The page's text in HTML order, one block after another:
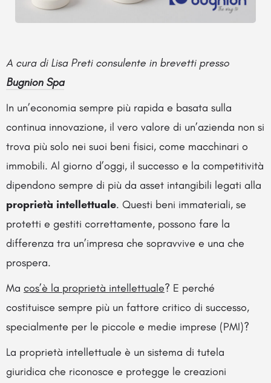
A cura di Lisa Preti consulente in brevetti presso
Bugnion Spa
In un’economia sempre più rapida e basata sulla
continua innovazione, il vero valore di un’azienda non si
trova più solo nei suoi beni fisici, come macchinari o
immobili. Al giorno d’oggi, il successo e la competitività
dipendono sempre di più da asset intangibili legati alla
proprietà intellettuale. Questi beni immateriali, se
protetti e gestiti correttamente, possono fare la
differenza tra un’impresa che sopravvive e una che
prospera.
Ma cos’è la proprietà intellettuale? E perché
costituisce sempre più un fattore critico di successo,
specialmente per le piccole e medie imprese (PMI)?
La proprietà intellettuale è un sistema di tutela
giuridica che riconosce e protegge le creazioni